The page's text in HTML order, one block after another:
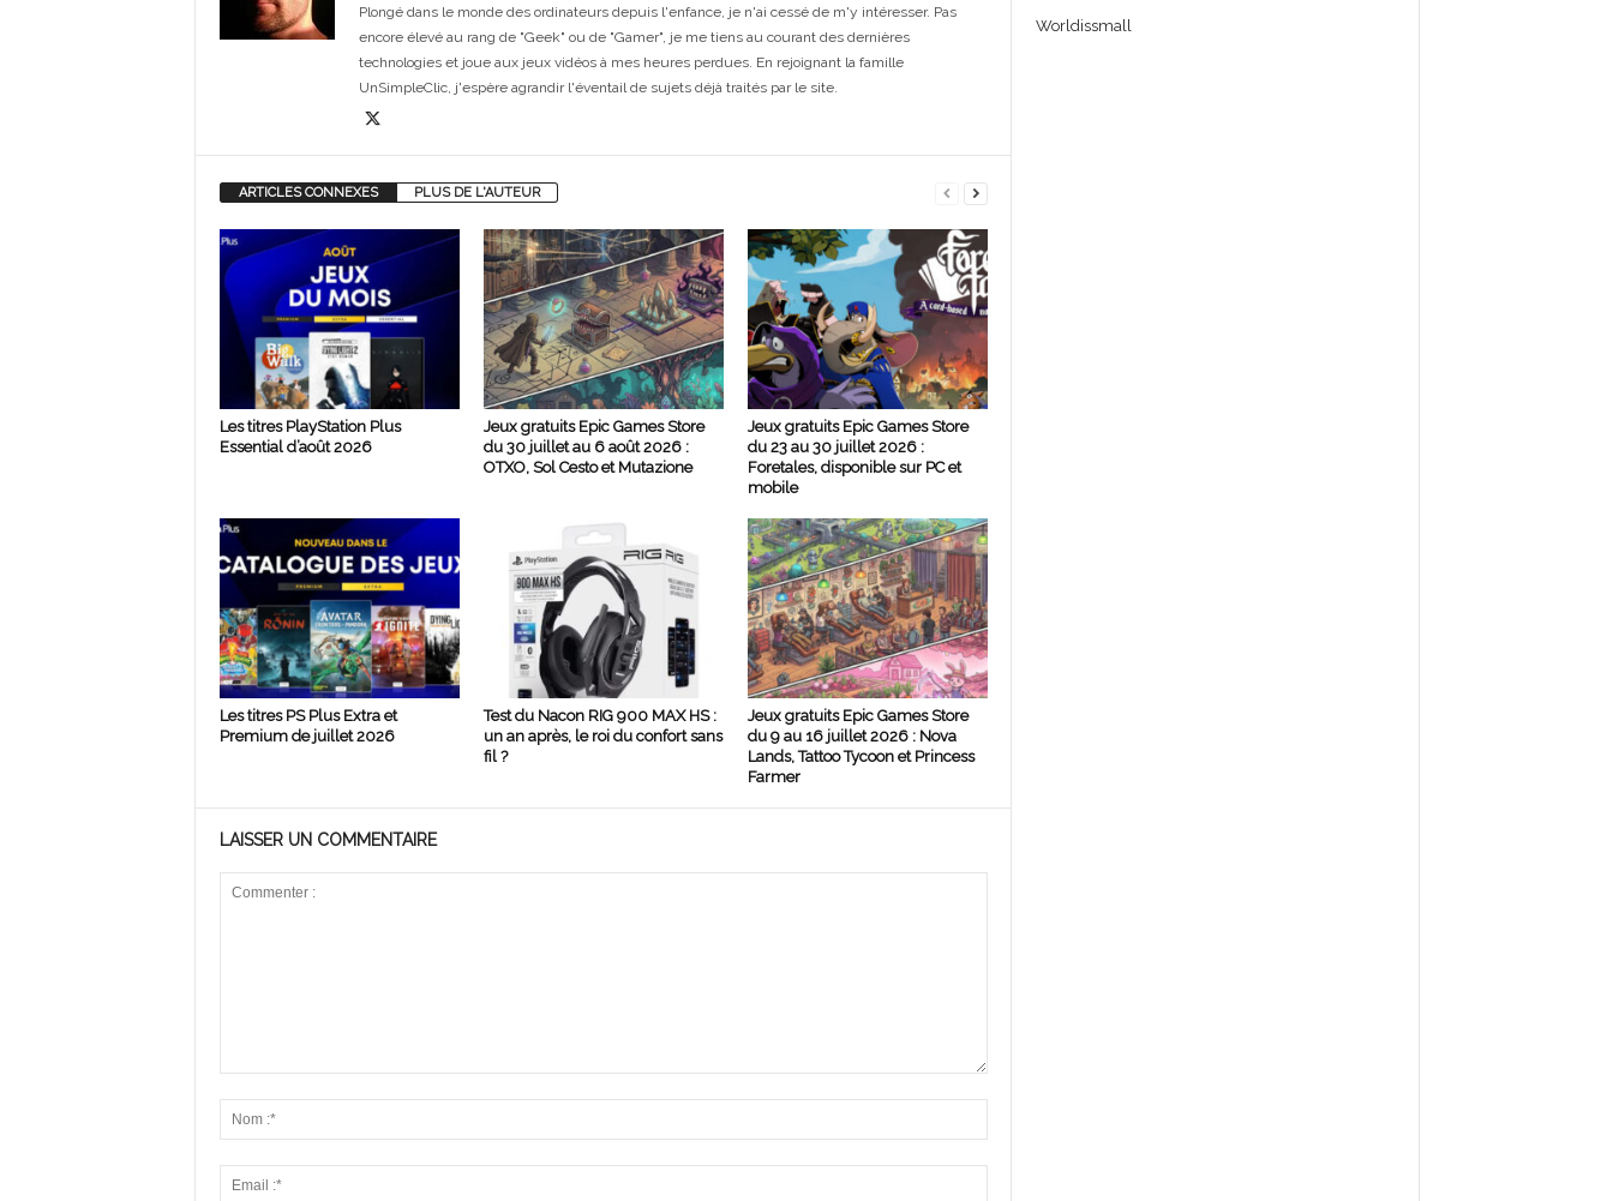
Plongé dans le monde des ordinateurs depuis l'enfance, je n'ai cessé de m'y intéresser. Pas
encore élevé au rang de "Geek" ou de "Gamer", je me tiens au courant des dernières
technologies et joue aux jeux vidéos à mes heures perdues. En rejoignant la famille
UnSimpleClic, j'espère agrandir l'éventail de sujets déjà traités par le site.
ARTICLES CONNEXES PLUS DE L'AUTEUR
Les titres PlayStation Plus
Essential d’août 2026
Jeux gratuits Epic Games Store
du 30 juillet au 6 août 2026 :
OTXO, Sol Cesto et Mutazione
Jeux gratuits Epic Games Store
du 23 au 30 juillet 2026 :
Foretales, disponible sur PC et
mobile
Les titres PS Plus Extra et
Premium de juillet 2026
Test du Nacon RIG 900 MAX HS :
un an après, le roi du confort sans
fil ?
Jeux gratuits Epic Games Store
du 9 au 16 juillet 2026 : Nova
Lands, Tattoo Tycoon et Princess
Farmer
LAISSER UN COMMENTAIRE
Worldissmall